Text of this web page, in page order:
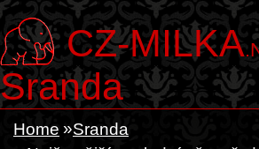
CZ-MILKA
Sranda
Home
Sranda